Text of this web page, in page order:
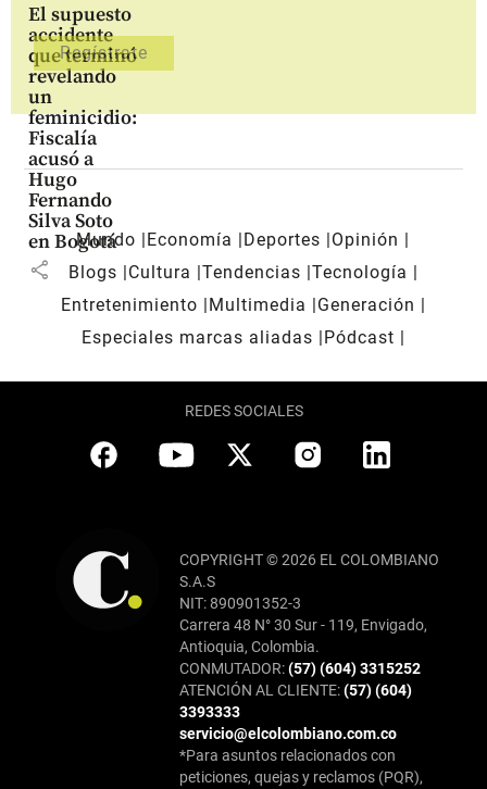
El supuesto
accidente
que terminó
revelando
un
feminicidio:
Fiscalía
acusó a
Hugo
Fernando
Silva Soto
en Bogotá
share
Mundo Economía Deportes
Opinión
Blogs
Cultura Tendencias Tecnología
Entretenimiento
Multimedia
Generación
Especiales marcas aliadas
Pódcast
REDES SOCIALES
COPYRIGHT © 2026 EL COLOMBIANO
S.A.S
NIT: 890901352-3
Carrera 48 N° 30 Sur - 119, Envigado,
Antioquia, Colombia.
CONMUTADOR:(57) (604) 3315252
ATENCIÓN AL CLIENTE:(57) (604)
3393333
servicio@elcolombiano.com.co
*Para asuntos relacionados con
peticiones, quejas y reclamos (PQR),